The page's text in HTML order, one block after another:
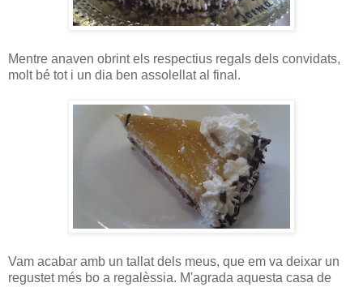
Mentre anaven obrint els respectius regals dels convidats,
molt bé tot i un dia ben assolellat al final.
Vam acabar amb un tallat dels meus, que em va deixar un
regustet més bo a regalèssia. M'agrada aquesta casa de